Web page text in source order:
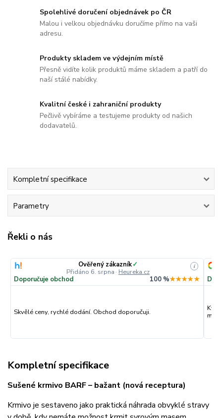
Spolehlivé doručení objednávek po ČR
Malou i velkou objednávku doručíme přímo na vaši
adresu.
Produkty skladem ve výdejním místě
Přesně vidíte kolik produktů máme skladem a patří do
naší stálé nabídky.
Kvalitní české i zahraniční produkty
Pečlivě vybíráme a testujeme produkty od našich
dodavatelů.
Kompletní specifikace
Parametry
Řekli o nás
Ověřený zákazník✓
Přidáno 6. srpna · Heureka.cz
i
Doporučuje obchod 100 %★★★★★
Skvělé ceny, rychlé dodání. Obchod doporučuji.
Kompletní specifikace
Sušené krmivo BARF – bažant (nová receptura)
Krmivo je sestaveno jako praktická náhrada obvyklé stravy